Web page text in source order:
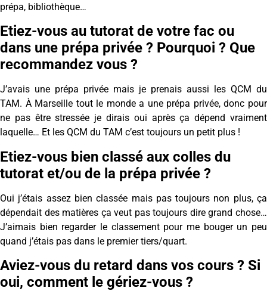
prépa, bibliothèque…
Etiez-vous au tutorat de votre fac ou
dans une prépa privée ? Pourquoi ? Que
recommandez vous ?
J’avais une prépa privée mais je prenais aussi les QCM du
TAM. À Marseille tout le monde a une prépa privée, donc pour
ne pas être stressée je dirais oui après ça dépend vraiment
laquelle… Et les QCM du TAM c’est toujours un petit plus !
Etiez-vous bien classé aux colles du
tutorat et/ou de la prépa privée ?
Oui j’étais assez bien classée mais pas toujours non plus, ça
dépendait des matières ça veut pas toujours dire grand chose…
J’aimais bien regarder le classement pour me bouger un peu
quand j’étais pas dans le premier tiers/quart.
Aviez-vous du retard dans vos cours ? Si
oui, comment le gériez-vous ?